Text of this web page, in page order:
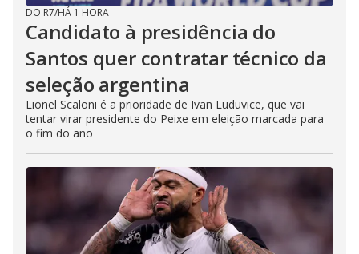
DO R7/HÁ 1 HORA
Candidato à presidência do
Santos quer contratar técnico da
seleção argentina
Lionel Scaloni é a prioridade de Ivan Luduvice, que vai
tentar virar presidente do Peixe em eleição marcada para
o fim do ano